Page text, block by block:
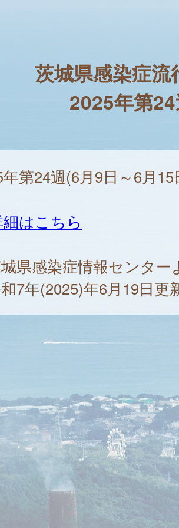
茨城県感染症流
2025年第
第24週(6月9日～6月15
はこちら
県感染症情報センター
7年(2025)年6月19日更